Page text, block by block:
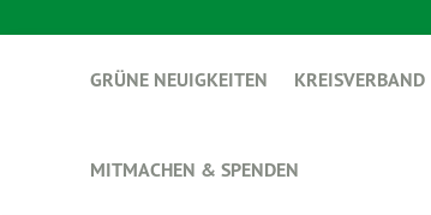
GRÜNE NEUIGKEITEN KREISVERBAND
MITMACHEN & SPENDEN